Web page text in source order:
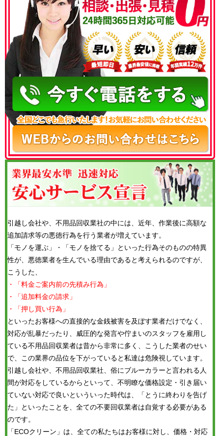
050-3186-4780
引越し会社や、不用品回収業社の中には、近年、作業後に高額な
追加請求等の悪徳行為を行う業者が増えています。
「モノを運ぶ」・「モノを捨てる」といった行為そのものの特異
性が、悪徳業者を生んでいる理由であると考えられるのですが、
こうした、
・「料金ご案内前の先積み行為」
・「追加料金の請求」
・「押し買い行為」
といったお客様への直接的な金銭被害を及ぼす業者だけでなく、
対応が乱暴だったり、威圧的な発言や佇まいのスタッフを雇用し
ている不用品回収業者は昔から非常に多く、こうした業者のせい
で、この業界の品位を下がっていると私達は危険視しています。
引越し会社や、不用品回収業社、俗にブルーカラーと言われる人
間が対応をしているからといって、不明瞭な価格設定・引き届い
ていない対応で良いといういった時代は、「とうに終わりを告げ
た」といったことを、全ての不要回収業者は自覚する必要がある
のです。
「ECOクリーン」は、全ての私たちはお客様に対し、価格・対応